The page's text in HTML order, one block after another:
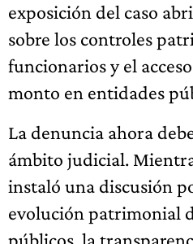
exposición del caso
sobre los controles
funcionarios y el
monto en entidades
La denuncia ahora
ámbito judicial.
instaló una discusión
evolución patrimonial